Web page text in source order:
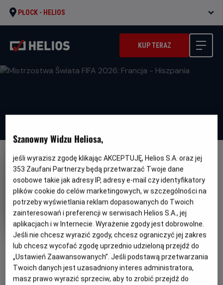
PŁOCK - HELIOS
KUP TERAZ
OBSERWUJ
Mistrzostwa Świata FIFA 2026:
Francja - Hiszpania
Oryginalny
tytuł
Mistrzostwa Świata FIFA 2026 - Półfinał
Gatunek
Sportowy
Czas
trwania
240 min
OPIS WYDARZENIA
Szanowny Widzu Heliosa,
jeśli wyrazisz zgodę klikając AKCEPTUJĘ, Helios S.A. oraz jej
353 Zaufani Partnerzy będą przetwarzać Twoje dane
osobowe takie jak adresy IP, adresy e-mail czy identyfikatory
plików cookie do celów marketingowych, w szczególności na
potrzeby wyświetlania reklam dopasowanych do Twoich
zainteresowań i preferencji w serwisach Helios S.A., jej
aplikacjach i w Internecie. Wyrażenie zgody jest dobrowolne.
Jeśli nie chcesz wyrazić zgody, chcesz ograniczyć jej zakres
lub chcesz wycofać zgodę uprzednio udzieloną przejdź do
„Ustawień Zaawansowanych”. Jeśli podstawą przetwarzania
Twoich danych jest uzasadniony interes administratora,
masz prawo wyrazić sprzeciw, aby to zrobić przejdź do